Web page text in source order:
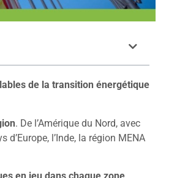
de la transition énergétique
. De l’Amérique du Nord, avec
l’Inde, la région MENA